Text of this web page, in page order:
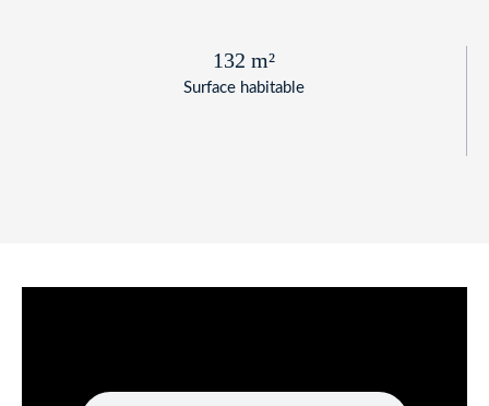
Surface habitable
132 m²